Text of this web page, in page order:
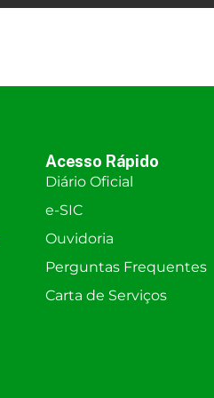
Acesso Rápido
Diário Oficial
e-SIC
Ouvidoria
Perguntas Frequentes
Carta de Serviços